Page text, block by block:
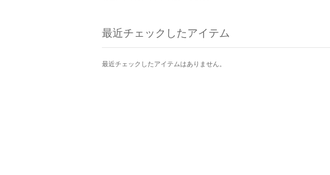
最近チェックしたアイテム
最近チェックしたアイテムはありません。